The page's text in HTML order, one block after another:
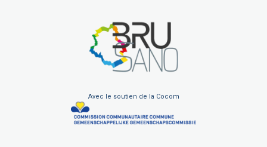
Avec le soutien de la Cocom